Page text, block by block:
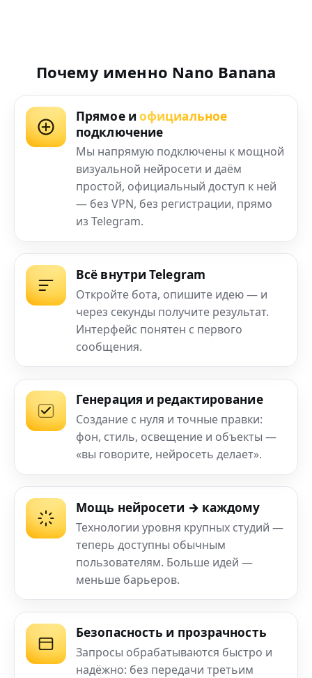
Почему именно Nano Banana
Прямое и официальное
подключение
Мы напрямую подключены к мощной
визуальной нейросети и даём
простой, официальный доступ к ней
— без VPN, без регистрации, прямо
из Telegram.
Всё внутри Telegram
Откройте бота, опишите идею — и
через секунды получите результат.
Интерфейс понятен с первого
сообщения.
Генерация и редактирование
Создание с нуля и точные правки:
фон, стиль, освещение и объекты —
«вы говорите, нейросеть делает».
Мощь нейросети → каждому
Технологии уровня крупных студий —
теперь доступны обычным
пользователям. Больше идей —
меньше барьеров.
Безопасность и прозрачность
Запросы обрабатываются быстро и
надёжно: без передачи третьим